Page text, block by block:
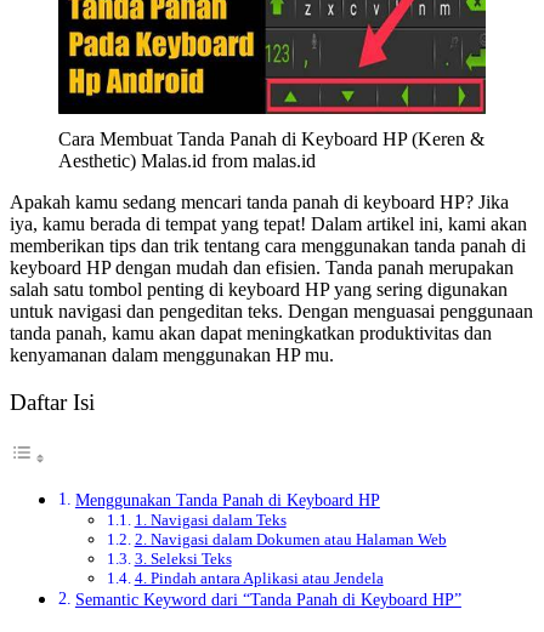
Cara Membuat Tanda Panah di Keyboard HP (Keren &
Aesthetic) Malas.id from malas.id
Apakah kamu sedang mencari tanda panah di keyboard HP? Jika
iya, kamu berada di tempat yang tepat! Dalam artikel ini, kami akan
memberikan tips dan trik tentang cara menggunakan tanda panah di
keyboard HP dengan mudah dan efisien. Tanda panah merupakan
salah satu tombol penting di keyboard HP yang sering digunakan
untuk navigasi dan pengeditan teks. Dengan menguasai penggunaan
tanda panah, kamu akan dapat meningkatkan produktivitas dan
kenyamanan dalam menggunakan HP mu.
Daftar Isi
Menggunakan Tanda Panah di Keyboard HP
1. Navigasi dalam Teks
2. Navigasi dalam Dokumen atau Halaman Web
3. Seleksi Teks
4. Pindah antara Aplikasi atau Jendela
Semantic Keyword dari “Tanda Panah di Keyboard HP”